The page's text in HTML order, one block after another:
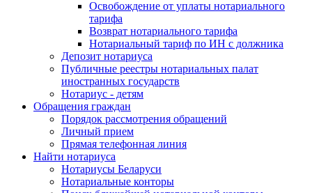
Освобождение от уплаты нотариального
тарифа
Возврат нотариального тарифа
Нотариальный тариф по ИН с должника
Депозит нотариуса
Публичные реестры нотариальных палат
иностранных государств
Нотариус - детям
Обращения граждан
Порядок рассмотрения обращений
Личный прием
Прямая телефонная линия
Найти нотариуса
Нотариусы Беларуси
Нотариальные конторы